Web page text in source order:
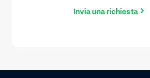
Invia una richiesta